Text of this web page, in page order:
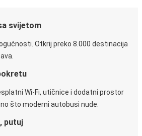
svijetom
Otkrij preko 8.000 destinacija
Wi-Fi, utičnice i dodatni prostor
što moderni autobusi nude.
putuj